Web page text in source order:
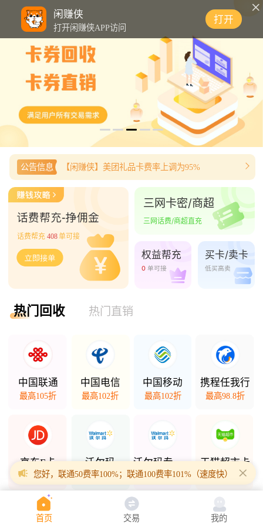
闲赚侠
打开闲赚侠APP访问
打开
公告信息 【闲赚侠】美团礼品卡费率上调为95%
话费帮充 408单可接
三网卡密/商超
三网话费/商超直充
权益帮充
0 单可接
买卡/卖卡
低买高卖
热门回收 热门直销
中国联通
最高105折
中国电信
最高102折
中国移动
最高102折
携程任我行
最高98.8折
京东E卡
最高98折
沃尔玛
最高98.5折
沃尔玛专项卡
最高94.3折
天猫超市卡
最高94.7折
您好，联通50费率100%；联通100费率101%（速度快）；联通
首页 交易 我的